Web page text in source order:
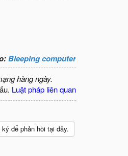
Bleeping computer
hàng ngày.
Luật pháp liên quan
để phản hồi tại đây.